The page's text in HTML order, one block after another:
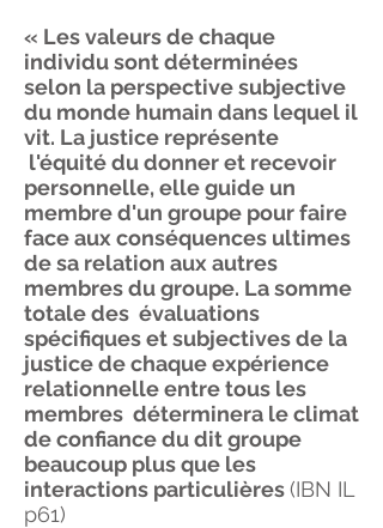
« Les valeurs de chaque
individu sont déterminées
selon la perspective subjective
du monde humain dans lequel il
vit. La justice représente
l'équité du donner et recevoir
personnelle, elle guide un
membre d'un groupe pour faire
face aux conséquences ultimes
de sa relation aux autres
membres du groupe. La somme
totale des évaluations
spécifiques et subjectives de la
justice de chaque expérience
relationnelle entre tous les
membres déterminera le climat
de confiance du dit groupe
beaucoup plus que les
interactions particulières(IBN IL
p61)